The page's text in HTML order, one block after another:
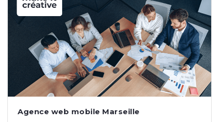
Agence web mobile Marseille